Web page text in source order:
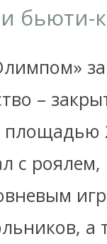
бьюти-
–
площадью
с
а